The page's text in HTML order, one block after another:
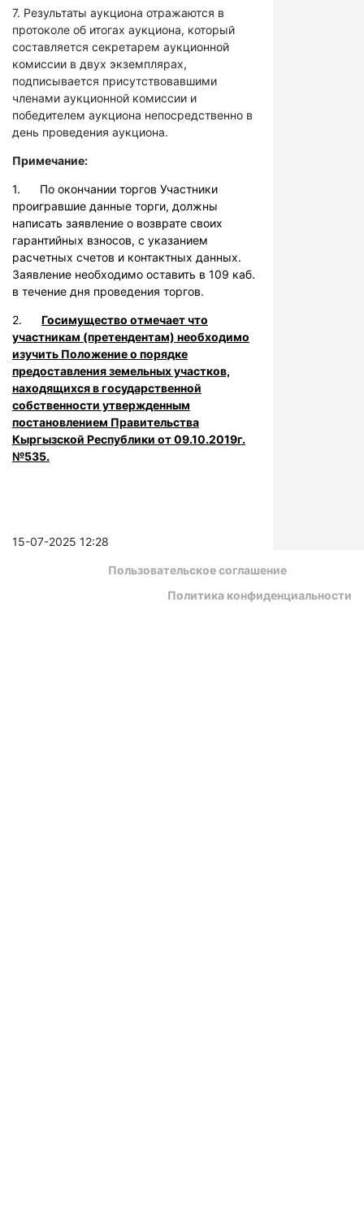
7. Результаты аукциона отражаются в
протоколе об итогах аукциона, который
составляется секретарем аукционной
комиссии в двух экземплярах,
подписывается присутствовавшими
членами аукционной комиссии и
победителем аукциона непосредственно в
день проведения аукциона.
Примечание:
1. По окончании торгов Участники
проигравшие данные торги, должны
написать заявление о возврате своих
гарантийных взносов, с указанием
расчетных счетов и контактных данных.
Заявление необходимо оставить в 109 каб.
в течение дня проведения торгов.
2. Госимущество отмечает что
участникам (претендентам) необходимо
изучить Положение о порядке
предоставления земельных участков,
находящихся в государственной
собственности утвержденным
постановлением Правительства
Кыргызской Республики от 09.10.2019г.
№535.
15-07-2025 12:28
Пользовательское соглашение
Политика конфиденциальности